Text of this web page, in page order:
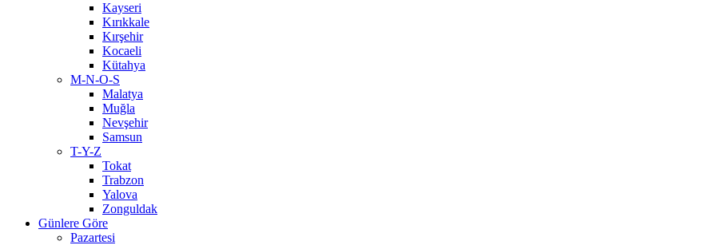
Kayseri
Kırıkkale
Kırşehir
Kocaeli
Kütahya
M-N-O-S
Malatya
Muğla
Nevşehir
Samsun
T-Y-Z
Tokat
Trabzon
Yalova
Zonguldak
Günlere Göre
Pazartesi